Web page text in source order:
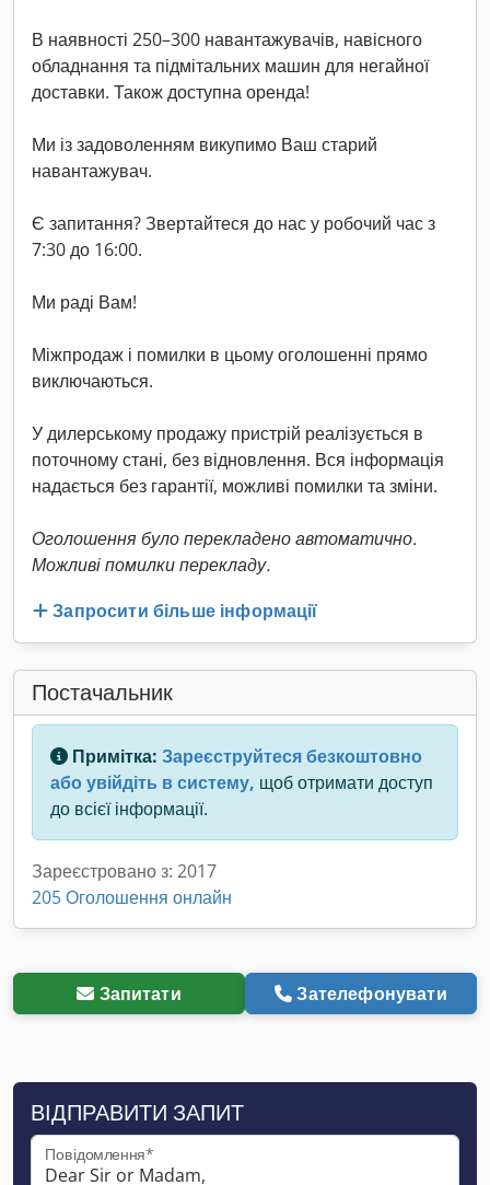
В наявності 250–300 навантажувачів, навісного
обладнання та підмітальних машин для негайної
доставки. Також доступна оренда!
Ми із задоволенням викупимо Ваш старий
навантажувач.
Є запитання? Звертайтеся до нас у робочий час з
7:30 до 16:00.
Ми раді Вам!
Міжпродаж і помилки в цьому оголошенні прямо
виключаються.
У дилерському продажу пристрій реалізується в
поточному стані, без відновлення. Вся інформація
надається без гарантії, можливі помилки та зміни.
Оголошення було перекладено автоматично.
Можливі помилки перекладу.
Запросити більше інформації
Постачальник
Примітка: Зареєструйтеся безкоштовно
або увійдіть в систему, щоб отримати доступ
до всієї інформації.
Зареєстровано з: 2017
205 Оголошення онлайн
Запитати Зателефонувати
ВІДПРАВИТИ ЗАПИТ
Повідомлення*